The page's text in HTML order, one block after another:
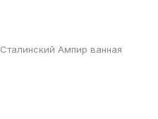
Сталинский Ампир ванная